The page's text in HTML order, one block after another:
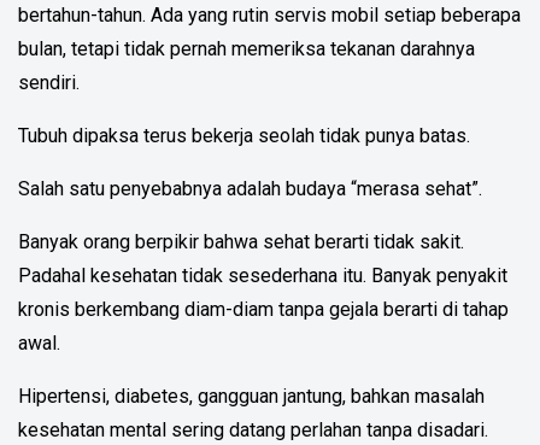
bertahun-tahun. Ada yang rutin servis mobil setiap beberapa
bulan, tetapi tidak pernah memeriksa tekanan darahnya
sendiri.
Tubuh dipaksa terus bekerja seolah tidak punya batas.
Salah satu penyebabnya adalah budaya “merasa sehat”.
Banyak orang berpikir bahwa sehat berarti tidak sakit.
Padahal kesehatan tidak sesederhana itu. Banyak penyakit
kronis berkembang diam-diam tanpa gejala berarti di tahap
awal.
Hipertensi, diabetes, gangguan jantung, bahkan masalah
kesehatan mental sering datang perlahan tanpa disadari.